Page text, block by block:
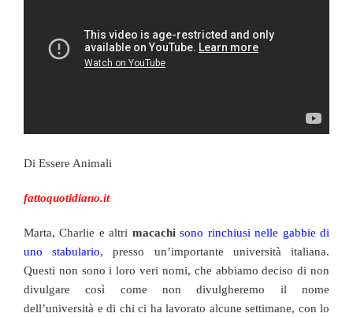
Di Essere Animali
fattoquotidiano.it
Marta, Charlie e altri macachi sono rinchiusi nelle gabbie di
uno stabulario, presso un’importante università italiana.
Questi non sono i loro veri nomi, che abbiamo deciso di non
divulgare così come non divulgheremo il nome
dell’università e di chi ci ha lavorato alcune settimane, con lo